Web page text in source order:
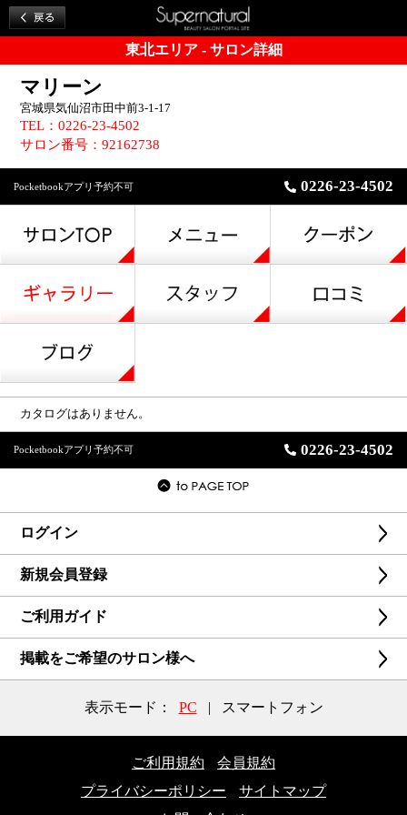
東北エリア - サロン詳細
マリーン
宮城県気仙沼市田中前3-1-17
TEL：0226-23-4502
サロン番号：92162738
Pocketbookアプリ予約不可 0226-23-4502
カタログはありません。
Pocketbookアプリ予約不可 0226-23-4502
ログイン
新規会員登録
ご利用ガイド
掲載をご希望のサロン様へ
表示モード： PC | スマートフォン
ご利用規約
会員規約
プライバシーポリシー
サイトマップ